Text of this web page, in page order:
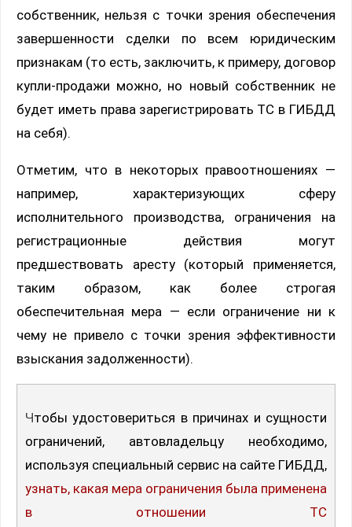
собственник, нельзя с точки зрения обеспечения
завершенности сделки по всем юридическим
признакам (то есть, заключить, к примеру, договор
купли-продажи можно, но новый собственник не
будет иметь права зарегистрировать ТС в ГИБДД
на себя).
Отметим, что в некоторых правоотношениях —
например, характеризующих сферу
исполнительного производства, ограничения на
регистрационные действия могут
предшествовать аресту (который применяется,
таким образом, как более строгая
обеспечительная мера — если ограничение ни к
чему не привело с точки зрения эффективности
взыскания задолженности).
Чтобы удостовериться в причинах и сущности
ограничений, автовладельцу необходимо,
используя специальный сервис на сайте ГИБДД,
узнать, какая мера ограничения была применена
в отношении ТС